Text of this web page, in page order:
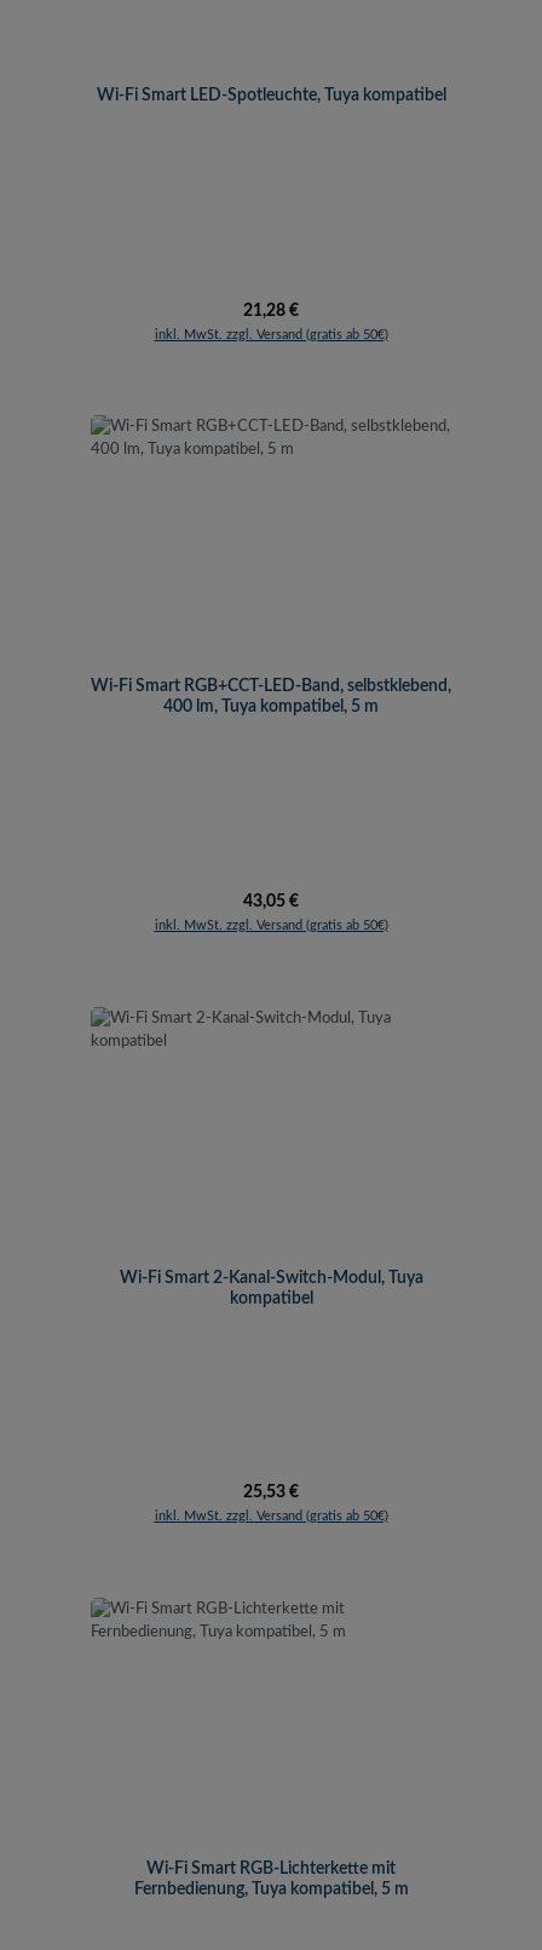
Wi-Fi Smart LED-Spotleuchte, Tuya kompatibel
Regulärer Preis:
21,28 €
inkl. MwSt. zzgl. Versand (gratis ab 50€)
Wi-Fi Smart RGB+CCT-LED-Band, selbstklebend,
400 lm, Tuya kompatibel, 5 m
Regulärer Preis:
43,05 €
inkl. MwSt. zzgl. Versand (gratis ab 50€)
Wi-Fi Smart 2-Kanal-Switch-Modul, Tuya
kompatibel
Regulärer Preis:
25,53 €
inkl. MwSt. zzgl. Versand (gratis ab 50€)
Wi-Fi Smart RGB-Lichterkette mit
Fernbedienung, Tuya kompatibel, 5 m